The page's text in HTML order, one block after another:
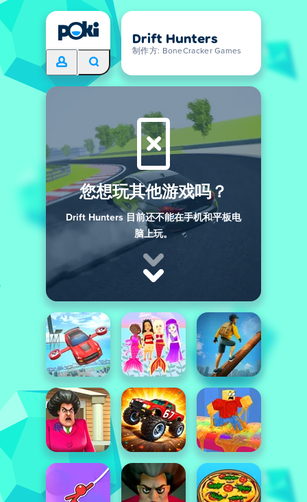
Drift Hunters
制作方: BoneCracker Games
您想玩其他游戏吗？
Drift Hunters 目前还不能在手机和平板电
脑上玩。